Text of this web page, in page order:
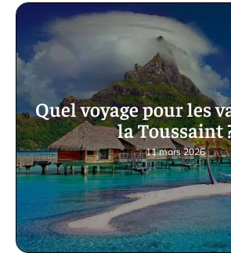
Quel voyage pour les
la Toussaint
11 mars 2026